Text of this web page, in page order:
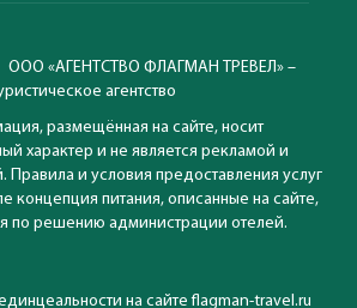
ООО «АГЕНТСТВО ФЛАГМАН ТРЕВЕЛ» –
агентство
размещённая на сайте, носит
характер и не является рекламой и
Правила и условия предоставления услуг
концепция питания, описанные на сайте,
по решению администрации отелей.
на сайте flagman-travel.ru